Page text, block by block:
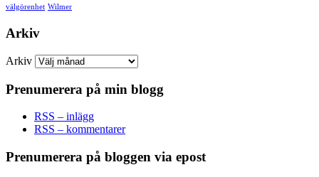
välgörenhet Wilmer
Arkiv
Arkiv
Prenumerera på min blogg
RSS – inlägg
RSS – kommentarer
Prenumerera på bloggen via epost